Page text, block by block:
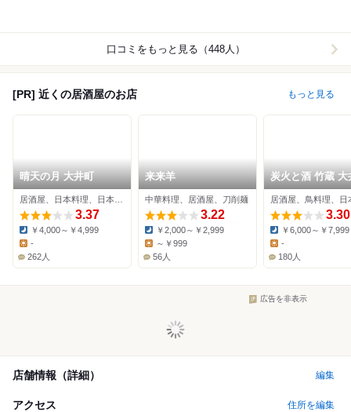
口コミをもっと見る（448人）
[PR] 近くの居酒屋のお店 もっと見る
晴天の月 大井町
3.37
Dinner:
￥4,000～￥4,999
-
262人
来来羊
中華料理、居酒屋、刀削麺
3.22
Dinner:
￥2,000～￥2,999
Lunch:
～￥999
56人
炭火と酒 竹蔵 大
店
居酒屋、鳥料理、日
3.30
Dinner:
￥6,000～￥7,999
-
180人
広告を非表示
店舗情報（詳細） 編集
アクセス 住所を編集